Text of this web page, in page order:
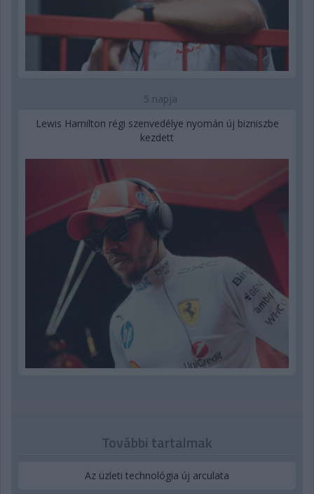
5 napja
Lewis Hamilton régi szenvedélye nyomán új bizniszbe
kezdett
További tartalmak
Az üzleti technológia új arculata